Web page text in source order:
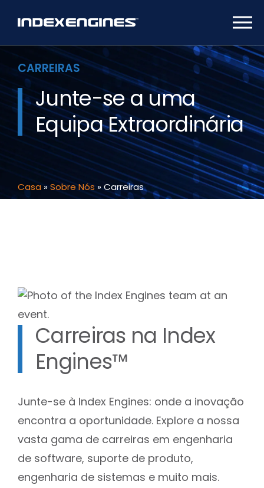
CARREIRAS
Junte-se a uma
Equipa Extraordinária
Casa »Sobre Nós»Carreiras
Carreiras na Index
Engines™
Junte-se à Index Engines: onde a inovação
encontra a oportunidade. Explore a nossa
vasta gama de carreiras em engenharia
de software, suporte de produto,
engenharia de sistemas e muito mais.